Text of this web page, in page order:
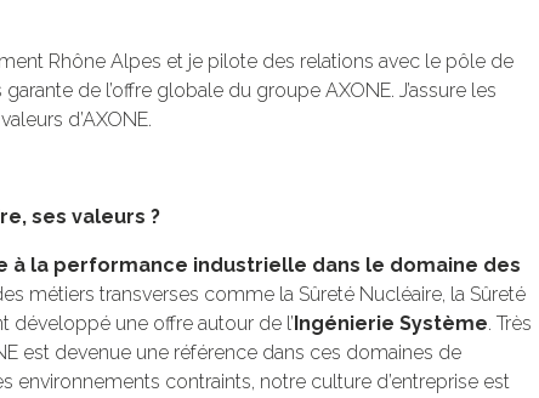
Rhône Alpes et je pilote des relations avec le pôle de
de l’offre globale du groupe AXONE. J’assure les
d’AXONE.
ses valeurs ?
à la performance industrielle dans le domaine des
métiers transverses comme la Sûreté Nucléaire, la Sûreté
développé une offre autour de l’Ingénierie Système. Très
est devenue une référence dans ces domaines de
environnements contraints, notre culture d’entreprise est